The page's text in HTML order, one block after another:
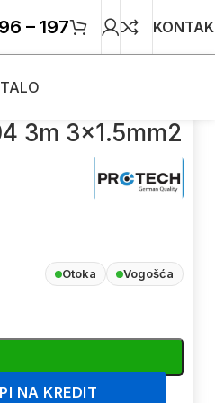
– 197
3m 3×1.5mm2
Otoka Vogošća
NA KREDIT